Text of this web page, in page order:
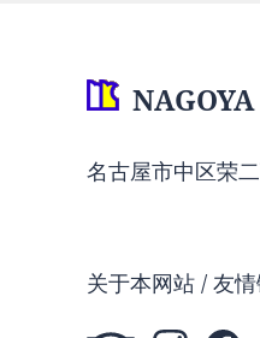
名古屋市中区荣
关于本网站 友